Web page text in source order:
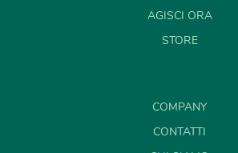
AGISCI ORA
STORE
COMPANY
CONTATTI